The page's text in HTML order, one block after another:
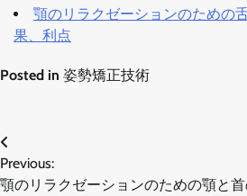
顎のリラクゼーションのための
果、利点
Posted in 姿勢矯正技術
Post
navigation
Previous:
顎のリラクゼーションのための顎と